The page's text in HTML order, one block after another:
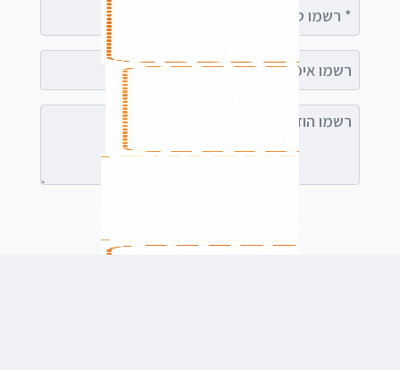
רשמו אימייל (אופציונלי)
רשמו הודעה (אופציונלי)